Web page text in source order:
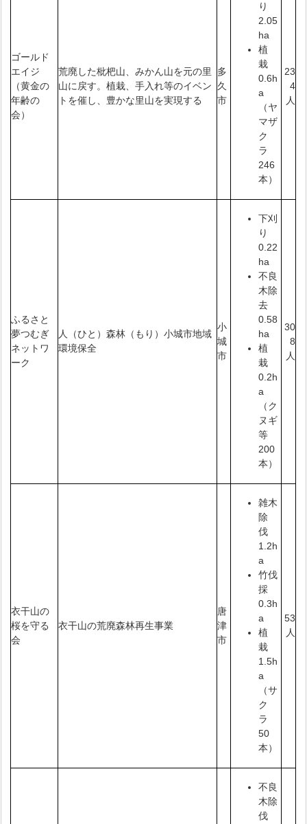
ゴールド
エイジ
（黄金の
年齢の
会）
荒廃した枇杷山、みかん山を元の里
山に戻す。植栽、手入れ等のイベン
トを催し、豊かな里山を実現する
多
久
市
り
2.05
ha
植
栽
0.6h
a
（ヤ
マザ
ク
ラ
246
本）
23
4
人
ふるさと
夢つむぎ
ネットワ
ーク
人（ひと）森林（もり）小城市地域
環境保全
小
城
市
下刈
り
0.22
ha
不良
木除
去
0.58
ha
植
栽
0.2h
a
（ク
ヌギ
等
200
本）
30
8
人
衣干山の
桜を守る
会
衣干山の荒廃森林再生事業
唐
津
市
雑木
除
伐
1.2h
a
竹伐
採
0.3h
a
植
栽
1.5h
a
（サ
ク
ラ
50
本）
53
人
不良
木除
伐